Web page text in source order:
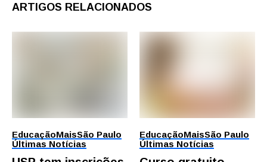
ARTIGOS RELACIONADOS
EducaçãoMaisSão Paulo
Últimas Notícias
EducaçãoMaisSão Paulo
Últimas Notícias